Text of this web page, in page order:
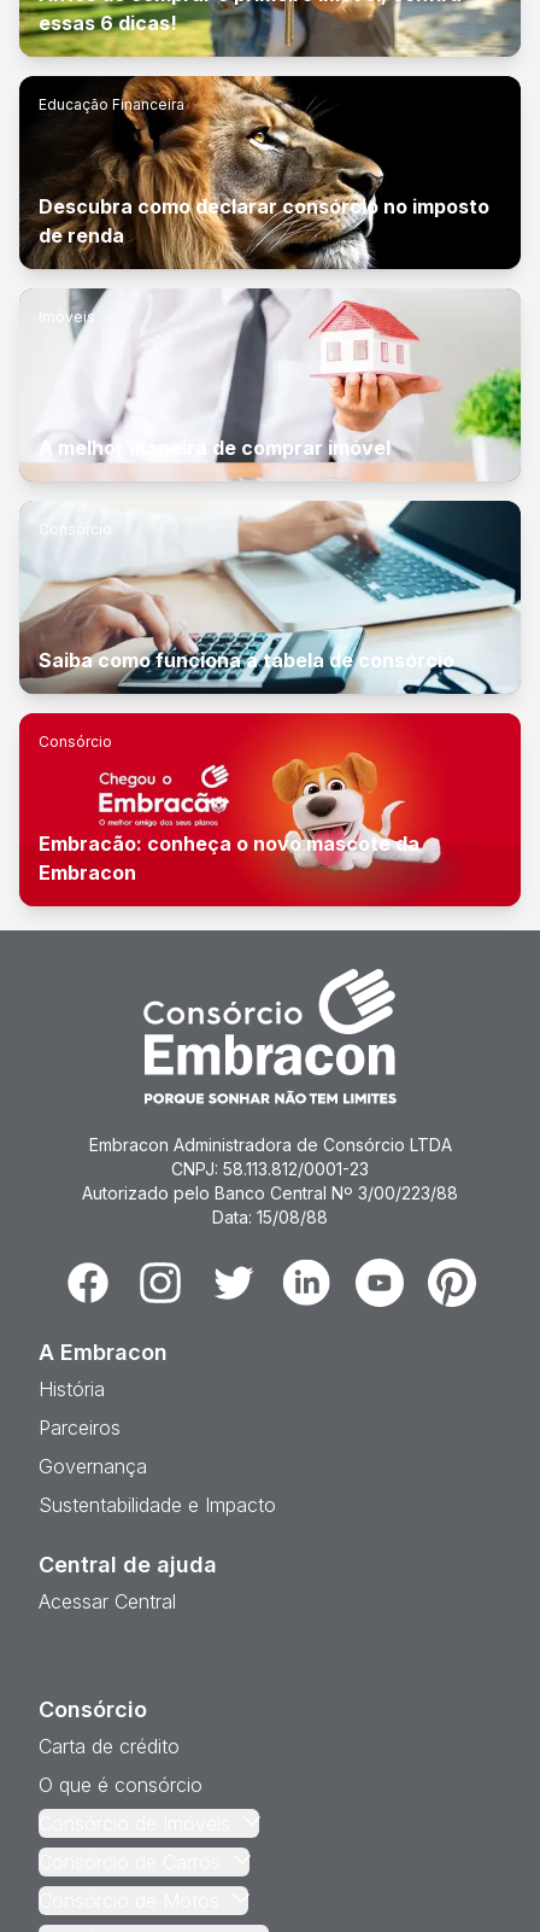
essas 6 dicas!
Educação Financeira
Descubra como declarar consórcio no imposto
de renda
Imóveis
A melhor maneira de comprar imóvel
Consórcio
Saiba como funciona a tabela de consórcio
Consórcio
Embracão: conheça o novo mascote da
Embracon
Embracon Administradora de Consórcio LTDA
CNPJ: 58.113.812/0001-23
Autorizado pelo Banco Central Nº 3/00/223/88
Data: 15/08/88
FacebookInstagramTwitter LinkedinYoutubePinterest
A Embracon
História
Parceiros
Governança
Sustentabilidade e Impacto
Central de ajuda
Acessar Central
Consórcio
Carta de crédito
O que é consórcio